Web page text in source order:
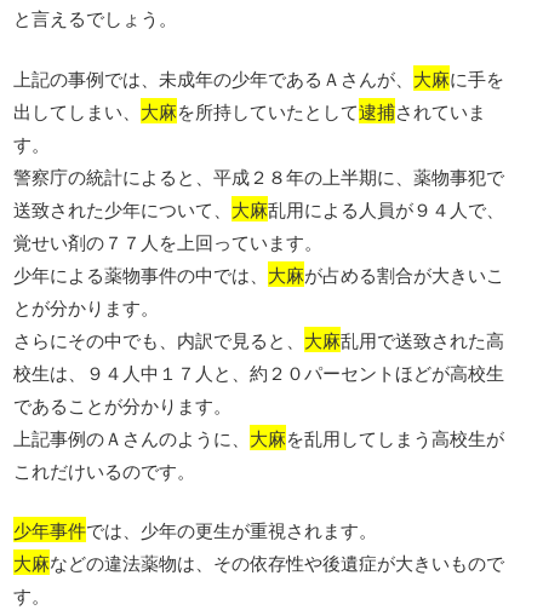
と言えるでしょう。
上記の事例では、未成年の少年であるＡさんが、 大麻に手を
出してしまい、 大麻を所持していたとして逮捕されていま
す。
警察庁の統計によると、平成２８年の上半期に、薬物事犯で
送致された少年について、 大麻乱用による人員が９４人で、
覚せい剤の７７人を上回っています。
少年による薬物事件の中では、 大麻が占める割合が大きいこ
とが分かります。
さらにその中でも、内訳で見ると、 大麻乱用で送致された高
校生は、９４人中１７人と、約２０パーセントほどが高校生
であることが分かります。
上記事例のＡさんのように、 大麻を乱用してしまう高校生が
これだけいるのです。
少年事件では、少年の更生が重視されます。
大麻などの違法薬物は、その依存性や後遺症が大きいもので
す。